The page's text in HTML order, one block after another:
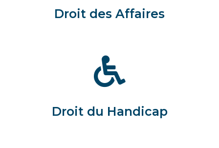
Droit des Affaires
Droit du Handicap